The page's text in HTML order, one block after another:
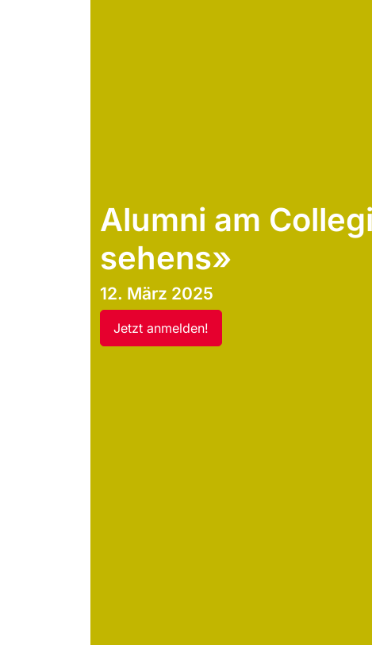
Alumni am
sehens»
12. März 2025
Jetzt anmelden!